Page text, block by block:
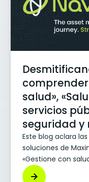
salud»,
servicios
seguridad y
Este blog aclara
soluciones de
«Gestione con
públicos» y «Salud,